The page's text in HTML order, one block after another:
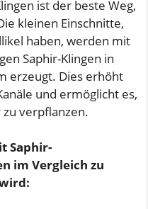
ist der beste Weg,
kleinen Einschnitte,
haben, werden mit
Saphir-Klingen in
erzeugt. Dies erhöht
und ermöglicht es,
verpflanzen.
Saphir-
im Vergleich zu